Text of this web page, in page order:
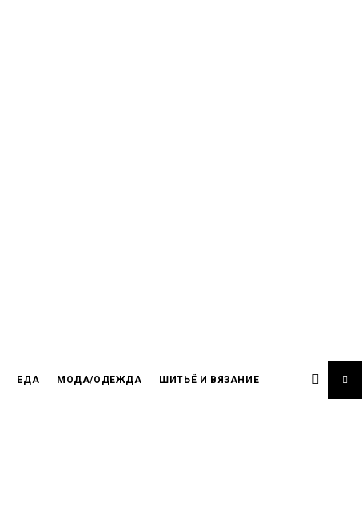
ЕДА МОДА/ОДЕЖДА ШИТЬЁ И ВЯЗАНИЕ